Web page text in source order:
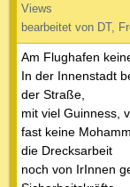
Views
bearbeitet von DT,
Am Flughafen
In der Innenstadt
der Straße,
mit viel Guinness,
fast keine
die Drecksarbeit
noch von IrInnen